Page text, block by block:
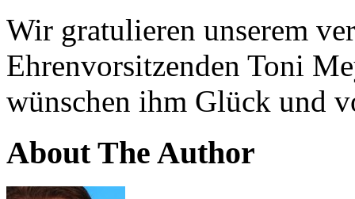
Wir gratulieren unserem
Ehrenvorsitzenden Toni
wünschen ihm Glück und
About The Author